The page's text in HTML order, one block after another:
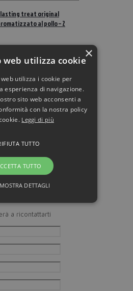
treat original
al pollo – 2
a ricontattarti
×
web utilizza cookie
utilizza i cookie per
esperienza di navigazione.
sito web acconsenti a
con la nostra policy
Leggi di più
TUTTO
TUTTO
MOSTRA DETTAGLI